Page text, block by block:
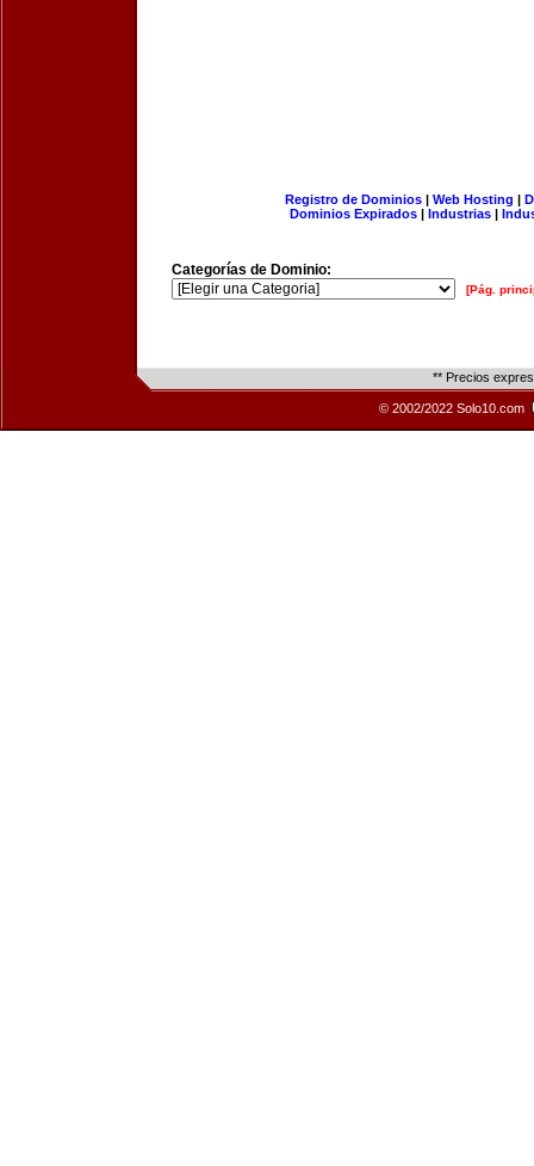
Registro de Dominios| Web Hosting |
Dominios Expirados | Industrias |
Categorías de Dominio:
[Pág.
** Precios
© 2002/2022 Solo10.com